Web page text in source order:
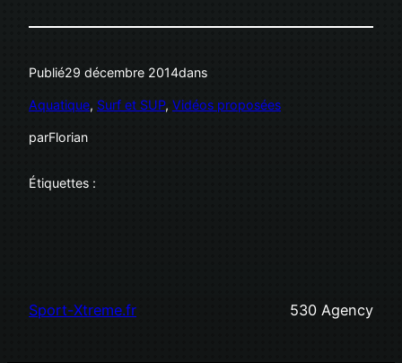
Publié29 décembre 2014dans
Aquatique, Surf et SUP, Vidéos proposées
parFlorian
Étiquettes :
Sport-Xtreme.fr 530 Agency